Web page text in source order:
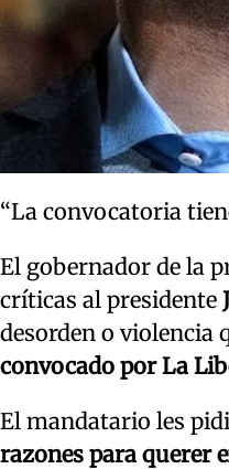
“La convocatoria
El gobernador de la
críticas al presidente
desorden o violencia
convocado por La
El mandatario les
razones para querer